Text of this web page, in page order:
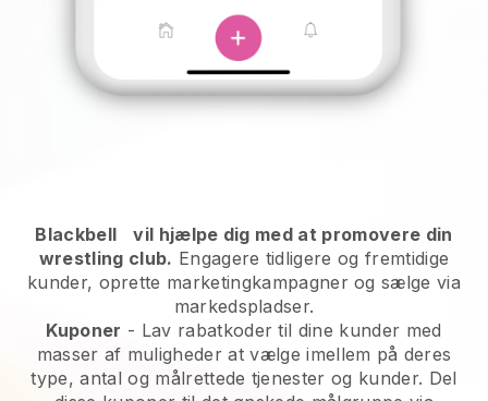
Blackbell
vil hjælpe dig med at promovere din
wrestling club. Engagere tidligere og fremtidige
kunder, oprette marketingkampagner og sælge via
markedspladser.
Kuponer - Lav rabatkoder til dine kunder med
masser af muligheder at vælge imellem på deres
type, antal og målrettede tjenester og kunder. Del